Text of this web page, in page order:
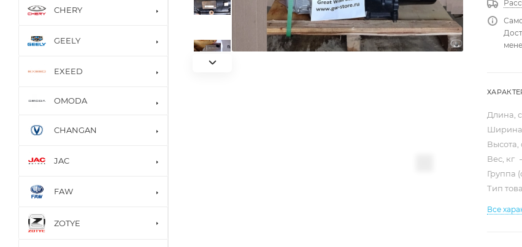
Длина,
Высота,
Вес, кг
Группа
Тип
Все
CHERY
GEELY
EXEED
OMODA
CHANGAN
JAC
FAW
ZOTYE